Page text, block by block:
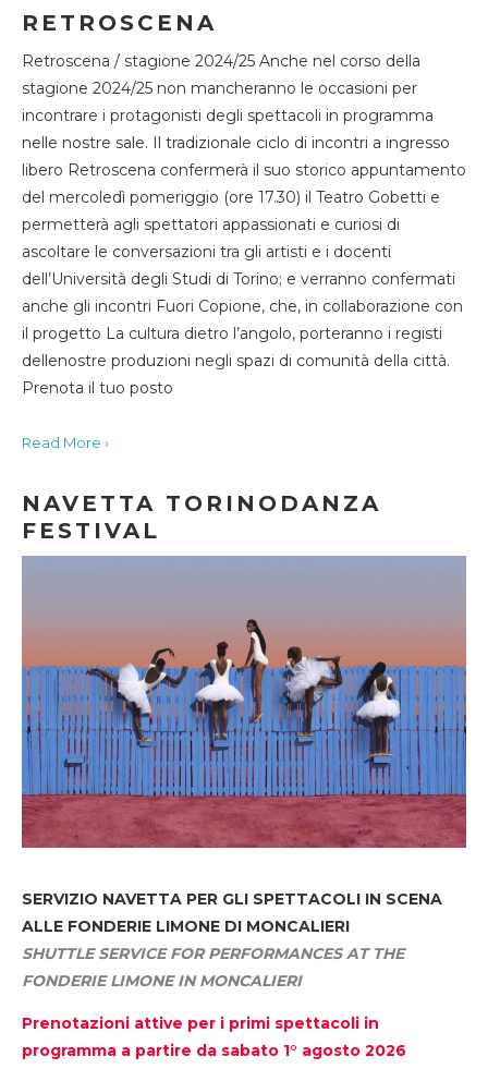
RETROSCENA
Retroscena / stagione 2024/25 Anche nel corso della
stagione 2024/25 non mancheranno le occasioni per
incontrare i protagonisti degli spettacoli in programma
nelle nostre sale. Il tradizionale ciclo di incontri a ingresso
libero Retroscena confermerà il suo storico appuntamento
del mercoledì pomeriggio (ore 17.30) il Teatro Gobetti e
permetterà agli spettatori appassionati e curiosi di
ascoltare le conversazioni tra gli artisti e i docenti
dell’Università degli Studi di Torino; e verranno confermati
anche gli incontri Fuori Copione, che, in collaborazione con
il progetto La cultura dietro l’angolo, porteranno i registi
dellenostre produzioni negli spazi di comunità della città.
Prenota il tuo posto
Read More ›
NAVETTA TORINODANZA
FESTIVAL
SERVIZIO NAVETTA PER GLI SPETTACOLI IN SCENA
ALLE FONDERIE LIMONE DI MONCALIERI
SHUTTLE SERVICE FOR PERFORMANCES AT THE
FONDERIE LIMONE IN MONCALIERI
Prenotazioni attive per i primi spettacoli in
programma a partire da sabato 1° agosto 2026